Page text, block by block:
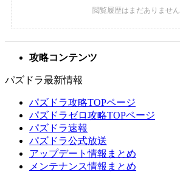
攻略コンテンツ
パズドラ最新情報
パズドラ攻略TOPページ
パズドラゼロ攻略TOPページ
パズドラ速報
パズドラ公式放送
アップデート情報まとめ
メンテナンス情報まとめ